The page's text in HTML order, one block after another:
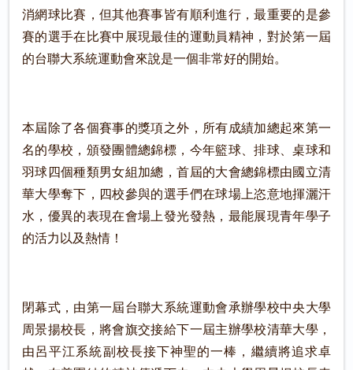
消網球比賽，但其他賽事皆有順利進行，最重要的是參
賽的選手在比賽中展現最佳的運動員精神，對於第一屆
的台聯大系統運動會來說是一個非常好的開始。
本屆除了各個賽事的獎項之外，所有成績加總起來第一
名的學校，頒發團體總錦標，今年籃球、排球、桌球和
羽球四個種類男女組加總，首屆的大會總錦標由國立清
華大學奪下，四校參與的選手們在球場上恣意地揮灑汗
水，優異的表現在會場上發光發熱，最能展現青年學子
的活力以及熱情！
閉幕式，由第一屆台聯大系統運動會承辦學校中央大學
周景揚校長，將會旗交接給下一屆主辦學校清華大學，
由呂平江系統副校長接下神聖的一棒，繼續將追求卓